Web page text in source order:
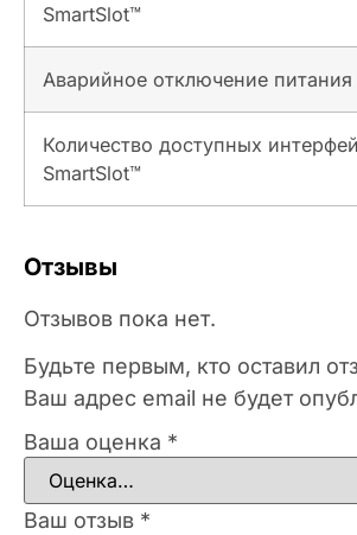
SmartSlot™
Аварийное отключение питания
Количество доступных
SmartSlot™
Отзывы
Отзывов пока нет.
Будьте первым, кто оставил
Ваш адрес email не будет
Ваша оценка *
Ваш отзыв *